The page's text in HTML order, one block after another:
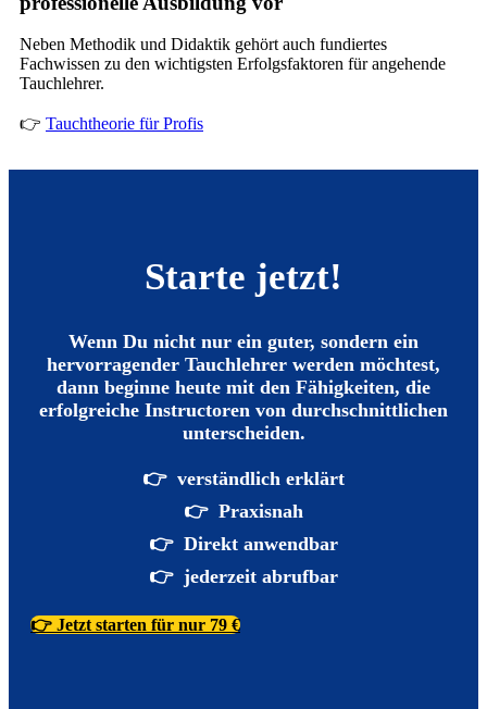
Neben Methodik und Didaktik gehört auch fundiertes
Fachwissen zu den wichtigsten Erfolgsfaktoren für angehende
Tauchlehrer.
👉 Tauchtheorie für Profis
Starte jetzt!
Wenn Du nicht nur ein guter, sondern ein
hervorragender Tauchlehrer werden möchtest,
dann beginne heute mit den Fähigkeiten, die
erfolgreiche Instructoren von durchschnittlichen
unterscheiden.
👉 verständlich erklärt
👉 Praxisnah
👉 Direkt anwendbar
👉 jederzeit abrufbar
👉 Jetzt starten für nur 79 €